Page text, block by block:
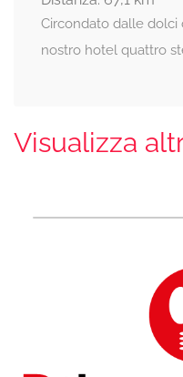
Circondato dalle dolci
nostro hotel quattro
Visualizza